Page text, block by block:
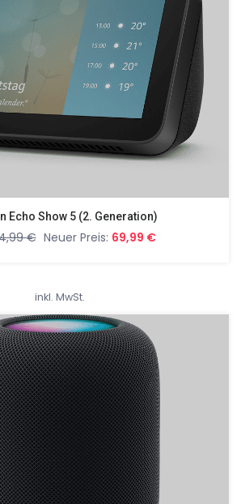
Echo Show 5 (2. Generation)
€ Neuer Preis: 69,99 €
inkl. MwSt.